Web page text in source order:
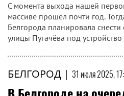
С момента выхода нашей
массиве прошёл почти год.
Белгорода планировала
улицы Пугачёва под
БЕЛГОРОД | 31 июля 2025,